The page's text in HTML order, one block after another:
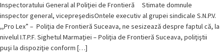
Inspectoratului General al Poliţiei de Frontieră Stimate domnule
inspector general, vicepreşedisOntele executiv al grupei sindicale S.N.P.V.
,,Pro Lex” – Poliţia de Frontieră Suceava, ne sesizează despre faptul că, la
nivelul I.T.P.F. Sighetul Marmaţiei – Poliţia de Frontieră Suceava, poliţiştii
puşi la dispoziţie conform […]